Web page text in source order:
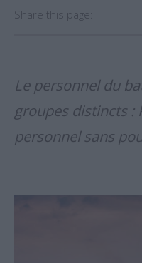
Share this page:
Le personnel du
groupes distincts :
personnel sans